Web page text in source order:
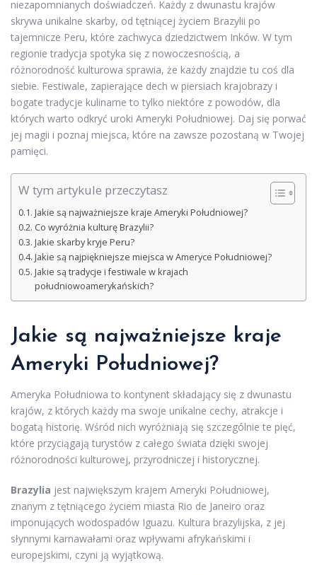
niezapomnianych doświadczeń. Każdy z dwunastu krajów
skrywa unikalne skarby, od tętniącej życiem Brazylii po
tajemnicze Peru, które zachwyca dziedzictwem Inków. W tym
regionie tradycja spotyka się z nowoczesnością, a
różnorodność kulturowa sprawia, że każdy znajdzie tu coś dla
siebie. Festiwale, zapierające dech w piersiach krajobrazy i
bogate tradycje kulinarne to tylko niektóre z powodów, dla
których warto odkryć uroki Ameryki Południowej. Daj się porwać
jej magii i poznaj miejsca, które na zawsze pozostaną w Twojej
pamięci.
W tym artykule przeczytasz
Jakie są najważniejsze kraje Ameryki Południowej?
Co wyróżnia kulturę Brazylii?
Jakie skarby kryje Peru?
Jakie są najpiękniejsze miejsca w Ameryce Południowej?
Jakie są tradycje i festiwale w krajach
południowoamerykańskich?
Jakie są najważniejsze kraje
Ameryki Południowej?
Ameryka Południowa to kontynent składający się z dwunastu
krajów, z których każdy ma swoje unikalne cechy, atrakcje i
bogatą historię. Wśród nich wyróżniają się szczególnie te pięć,
które przyciągają turystów z całego świata dzięki swojej
różnorodności kulturowej, przyrodniczej i historycznej.
Brazylia jest największym krajem Ameryki Południowej,
znanym z tętniącego życiem miasta Rio de Janeiro oraz
imponujących wodospadów Iguazu. Kultura brazylijska, z jej
słynnymi karnawałami oraz wpływami afrykańskimi i
europejskimi, czyni ją wyjątkową.